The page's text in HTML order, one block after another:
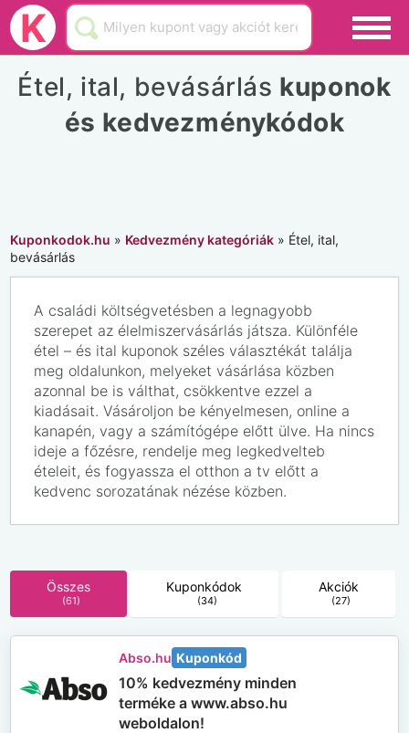
K
Black Friday
Hamarosan lejár
Üzletek
Étel, ital, bevásárlás kuponok
és kedvezménykódok
Kuponkodok.hu » Kedvezmény kategóriák » Étel, ital,
bevásárlás
A családi költségvetésben a legnagyobb
szerepet az élelmiszervásárlás játsza. Különféle
étel – és ital kuponok széles választékát találja
meg oldalunkon, melyeket vásárlása közben
azonnal be is válthat, csökkentve ezzel a
kiadásait. Vásároljon be kényelmesen, online a
kanapén, vagy a számítógépe előtt ülve. Ha nincs
ideje a főzésre, rendelje meg legkedvelteb
ételeit, és fogyassza el otthon a tv előtt a
kedvenc sorozatának nézése közben.
Összes
(61)
Kuponkódok
(34)
Akciók
(27)
Abso.hu Kuponkód
10% kedvezmény minden
terméke a www.abso.hu
weboldalon!